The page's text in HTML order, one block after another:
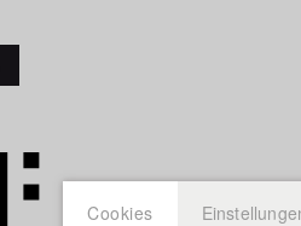
Cookies